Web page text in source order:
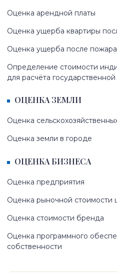
Оценка арендной платы
Оценка ущерба квартиры
Оценка ущерба после пожара
Определение стоимости
для расчёта
ОЦЕНКА ЗЕМЛИ
Оценка
Оценка земли в городе
ОЦЕНКА БИЗНЕСА
Оценка предприятия
Оценка рыночной стоимости
Оценка стоимости бренда
Оценка программного
собственности